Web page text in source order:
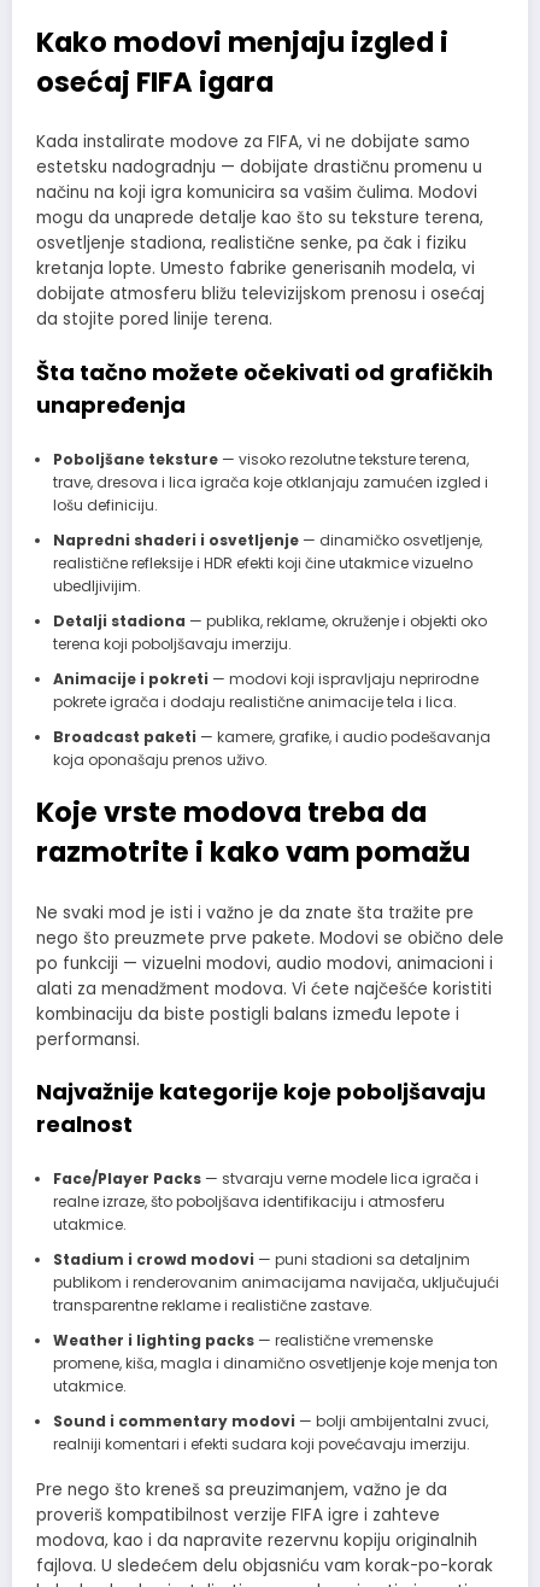
Kako modovi menjaju izgled i
osećaj FIFA igara
Kada instalirate modove za FIFA, vi ne dobijate samo
estetsku nadogradnju — dobijate drastičnu promenu u
načinu na koji igra komunicira sa vašim čulima. Modovi
mogu da unaprede detalje kao što su teksture terena,
osvetljenje stadiona, realistične senke, pa čak i fiziku
kretanja lopte. Umesto fabrike generisanih modela, vi
dobijate atmosferu bližu televizijskom prenosu i osećaj
da stojite pored linije terena.
Šta tačno možete očekivati od grafičkih
unapređenja
Poboljšane teksture— visoko rezolutne teksture terena,
trave, dresova i lica igrača koje otklanjaju zamućen izgled i
lošu definiciju.
Napredni shaderi i osvetljenje— dinamičko osvetljenje,
realistične refleksije i HDR efekti koji čine utakmice vizuelno
ubedljivijim.
Detalji stadiona — publika, reklame, okruženje i objekti oko
terena koji poboljšavaju imerziju.
Animacije i pokreti — modovi koji ispravljaju neprirodne
pokrete igrača i dodaju realistične animacije tela i lica.
Broadcast paketi — kamere, grafike, i audio podešavanja
koja oponašaju prenos uživo.
Koje vrste modova treba da
razmotrite i kako vam pomažu
Ne svaki mod je isti i važno je da znate šta tražite pre
nego što preuzmete prve pakete. Modovi se obično dele
po funkciji — vizuelni modovi, audio modovi, animacioni i
alati za menadžment modova. Vi ćete najčešće koristiti
kombinaciju da biste postigli balans između lepote i
performansi.
Najvažnije kategorije koje poboljšavaju
realnost
Face/Player Packs— stvaraju verne modele lica igrača i
realne izraze, što poboljšava identifikaciju i atmosferu
utakmice.
Stadium i crowd modovi — puni stadioni sa detaljnim
publikom i renderovanim animacijama navijača, uključujući
transparentne reklame i realistične zastave.
Weather i lighting packs— realistične vremenske
promene, kiša, magla i dinamično osvetljenje koje menja ton
utakmice.
Sound i commentary modovi — bolji ambijentalni zvuci,
realniji komentari i efekti sudara koji povećavaju imerziju.
Pre nego što kreneš sa preuzimanjem, važno je da
proveriš kompatibilnost verzije FIFA igre i zahteve
modova, kao i da napravite rezervnu kopiju originalnih
fajlova. U sledećem delu objasniću vam korak-po-korak